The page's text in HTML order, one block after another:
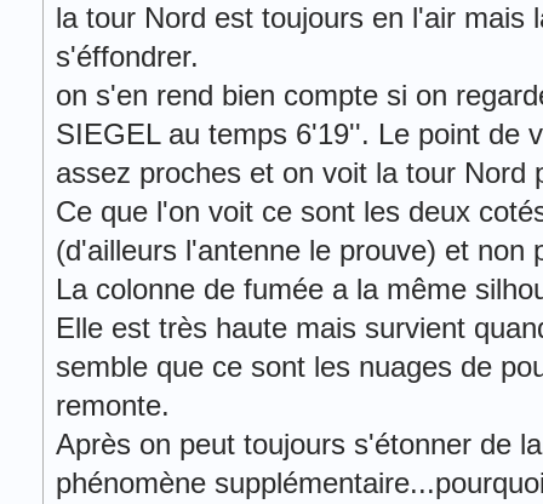
la tour Nord est toujours en l'air mais
s'éffondrer.
on s'en rend bien compte si on
SIEGEL au temps 6'19''. Le point de
assez proches et on voit la tour Nord
Ce que l'on voit ce sont les deux
(d'ailleurs l'antenne le prouve) et non
La colonne de fumée a la même
Elle est très haute mais survient
semble que ce sont les nuages de
remonte.
Après on peut toujours s'étonner de
phénomène